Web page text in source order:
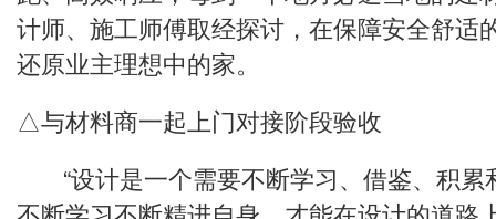
计师、施工师傅取经探讨，在保障安全舒适
还原业主理想中的家。